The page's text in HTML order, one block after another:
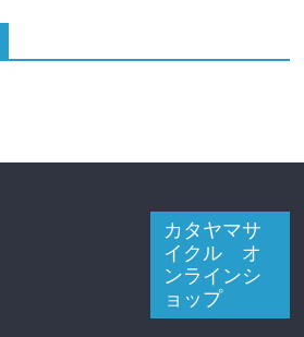
カタヤマサ
イクル オ
ンラインシ
ョップ